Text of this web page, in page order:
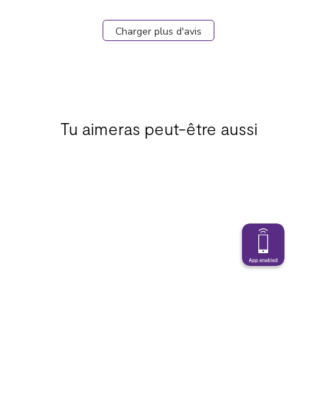
Charger plus d'avis
Tu aimeras peut-être aussi